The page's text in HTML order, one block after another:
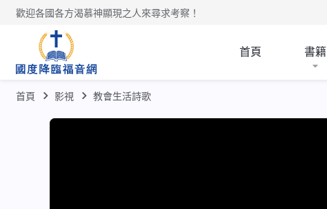
歡迎各國各方渴慕神顯現之人來尋求考察！
首頁 書籍
首頁 影視 教會生活詩歌